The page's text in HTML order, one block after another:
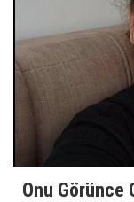
Onu Görünce